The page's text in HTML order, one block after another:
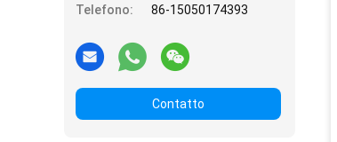
Telefono:
86-15050174393
Contatto